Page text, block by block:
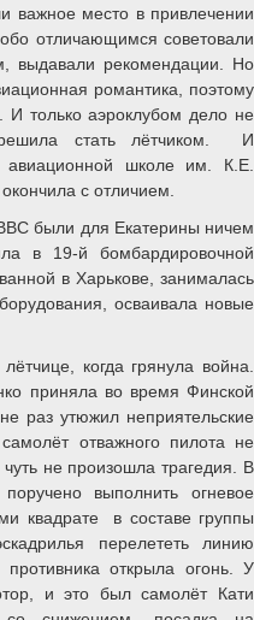
важное место в привлечении
отличающимся советовали
выдавали рекомендации. Но
романтика, поэтому
только аэроклубом дело не
решила стать лётчиком. И
авиационной школе им. К.Е.
с отличием.
были для Екатерины ничем
в 19-й бомбардировочной
в Харькове, занималась
осваивала новые
когда грянула война.
приняла во время Финской
раз утюжил неприятельские
отважного пилота не
не произошла трагедия. В
выполнить огневое
квадрате в составе группы
перелететь линию
открыла огонь. У
и это был самолёт Кати